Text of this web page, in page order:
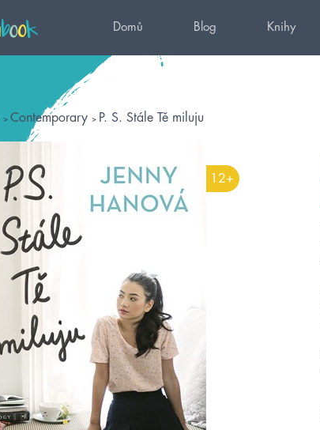
Domů Blog Knihy
Contemporary P. S. Stále Tě miluju
12+